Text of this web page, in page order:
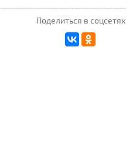
Поделиться в соцсетях